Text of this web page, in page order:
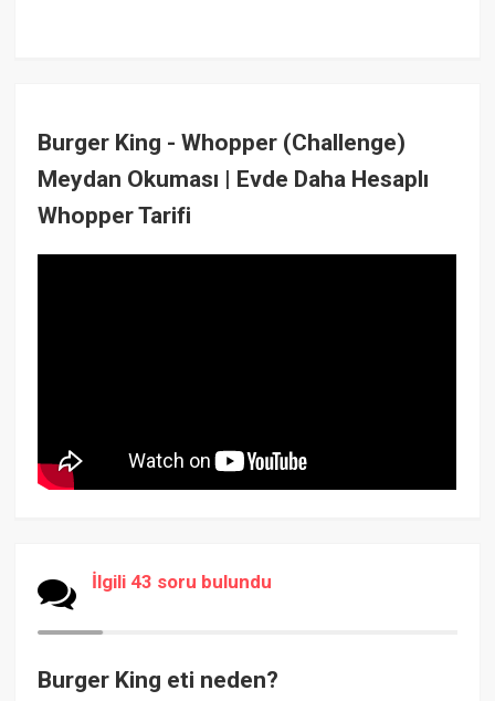
Burger King - Whopper (Challenge)
Meydan Okuması | Evde Daha Hesaplı
Whopper Tarifi
İlgili 43 soru bulundu
Burger King eti neden?